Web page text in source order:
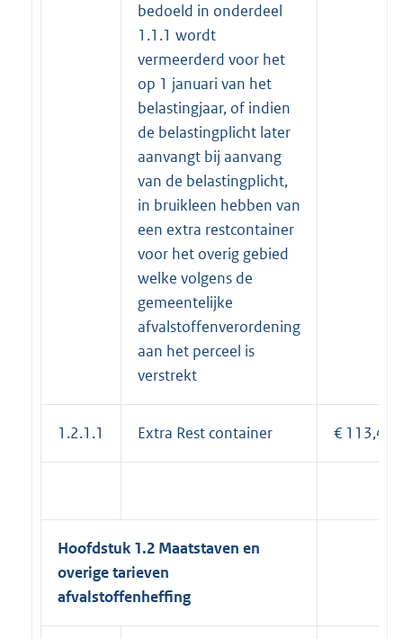
bedoeld in onderdeel
1.1.1 wordt
vermeerderd voor het
op 1 januari van het
belastingjaar, of indien
de belastingplicht later
aanvangt bij aanvang
van de belastingplicht,
in bruikleen hebben van
een extra restcontainer
voor het overig gebied
welke volgens de
gemeentelijke
afvalstoffenverordening
aan het perceel is
verstrekt
1.2.1.1 Extra Rest container € 113,41
Hoofdstuk 1.2 Maatstaven en
overige tarieven
afvalstoffenheffing